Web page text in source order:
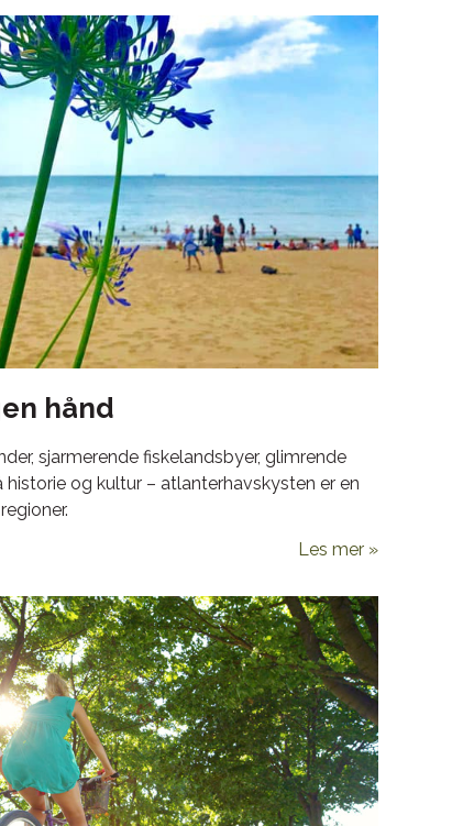
hånd
sjarmerende fiskelandsbyer, glimrende
og kultur – atlanterhavskysten er en
Les mer